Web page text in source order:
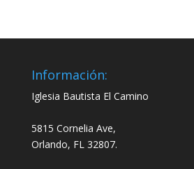
Información:
Iglesia Bautista El Camino
5815 Cornelia Ave,
Orlando, FL 32807.